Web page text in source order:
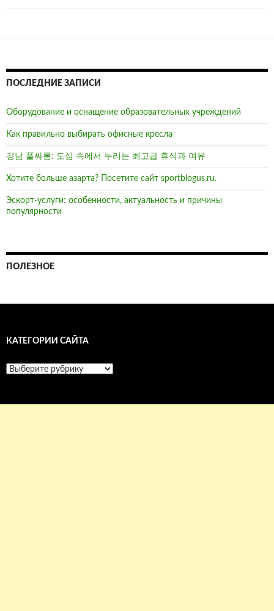
ПОСЛЕДНИЕ ЗАПИСИ
Оборудование и оснащение образовательных учреждений
Как правильно выбирать офисные кресла
강남 풀싸롱: 도심 속에서 누리는 최고급 휴식과 여유
Хотите больше азарта? Посетите сайт sportblogus.ru.
Эскорт-услуги: особенности, актуальность и причины
популярности
ПОЛЕЗНОЕ
КАТЕГОРИИ САЙТА
Категории